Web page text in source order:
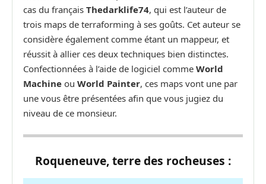
cas du français Thedarklife74, qui est l’auteur de
trois maps de terraforming à ses goûts. Cet auteur se
considère également comme étant un mappeur, et
réussit à allier ces deux techniques bien distinctes.
Confectionnées à l’aide de logiciel comme World
Machine ou World Painter, ces maps vont une par
une vous être présentées afin que vous jugiez du
niveau de ce monsieur.
Roqueneuve, terre des rocheuses :